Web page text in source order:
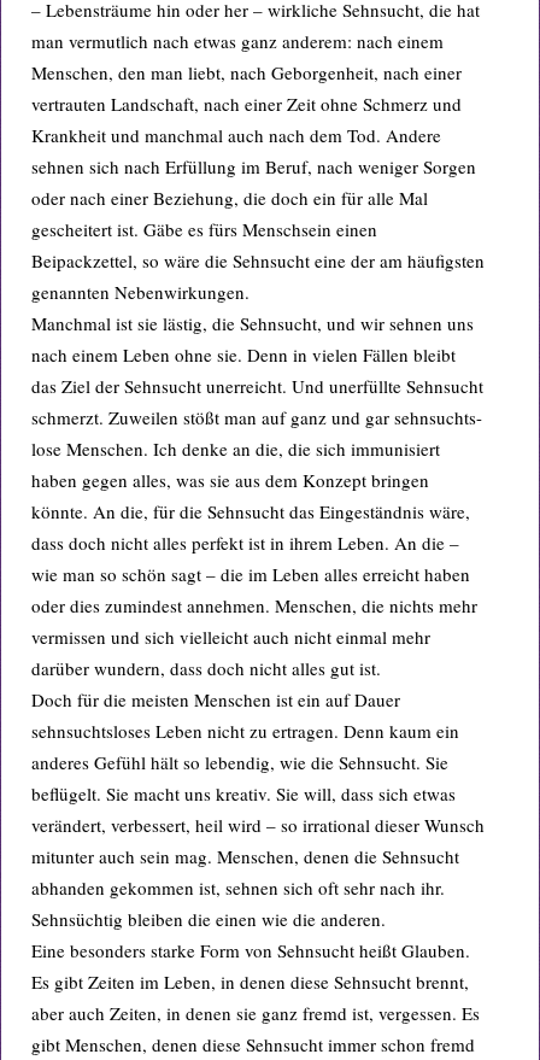
– Lebensträume hin oder her – wirkliche Sehnsucht, die hat
man vermutlich nach etwas ganz anderem: nach einem
Menschen, den man liebt, nach Geborgenheit, nach einer
vertrauten Landschaft, nach einer Zeit ohne Schmerz und
Krankheit und manchmal auch nach dem Tod. Andere
sehnen sich nach Erfüllung im Beruf, nach weniger Sorgen
oder nach einer Beziehung, die doch ein für alle Mal
gescheitert ist. Gäbe es fürs Menschsein einen
Beipackzettel, so wäre die Sehnsucht eine der am häufigsten
genannten Nebenwirkungen.
Manchmal ist sie lästig, die Sehnsucht, und wir sehnen uns
nach einem Leben ohne sie. Denn in vielen Fällen bleibt
das Ziel der Sehnsucht unerreicht. Und unerfüllte Sehnsucht
schmerzt. Zuweilen stößt man auf ganz und gar sehnsuchts-
lose Menschen. Ich denke an die, die sich immunisiert
haben gegen alles, was sie aus dem Konzept bringen
könnte. An die, für die Sehnsucht das Eingeständnis wäre,
dass doch nicht alles perfekt ist in ihrem Leben. An die –
wie man so schön sagt – die im Leben alles erreicht haben
oder dies zumindest annehmen. Menschen, die nichts mehr
vermissen und sich vielleicht auch nicht einmal mehr
darüber wundern, dass doch nicht alles gut ist.
Doch für die meisten Menschen ist ein auf Dauer
sehnsuchtsloses Leben nicht zu ertragen. Denn kaum ein
anderes Gefühl hält so lebendig, wie die Sehnsucht. Sie
beflügelt. Sie macht uns kreativ. Sie will, dass sich etwas
verändert, verbessert, heil wird – so irrational dieser Wunsch
mitunter auch sein mag. Menschen, denen die Sehnsucht
abhanden gekommen ist, sehnen sich oft sehr nach ihr.
Sehnsüchtig bleiben die einen wie die anderen.
Eine besonders starke Form von Sehnsucht heißt Glauben.
Es gibt Zeiten im Leben, in denen diese Sehnsucht brennt,
aber auch Zeiten, in denen sie ganz fremd ist, vergessen. Es
gibt Menschen, denen diese Sehnsucht immer schon fremd